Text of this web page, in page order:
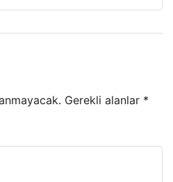
Gerekli alanlar *